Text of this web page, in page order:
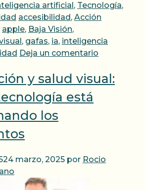
artificial , Tecnología,
Etiquetas
accesibilidad , Acción
apple, Baja Visión,
, gafas, ia, inteligencia
Deja un comentario
y salud visual:
está
los
24 marzo, 2025 por Rocio